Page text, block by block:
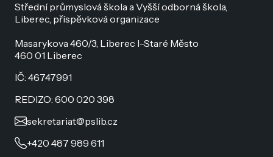
Střední průmyslová škola a Vyšší odborná škola,
Liberec, příspěvková organizace
Masarykova 460/3, Liberec I-Staré Město
460 01 Liberec
IČ: 46747991
REDIZO: 600 020 398
sekretariat@pslib.cz
+420 487 989 611